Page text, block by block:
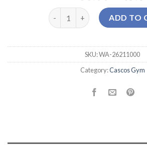
cascos gym quantityADD TO
SKU:WA-26211000
Category:Cascos Gym